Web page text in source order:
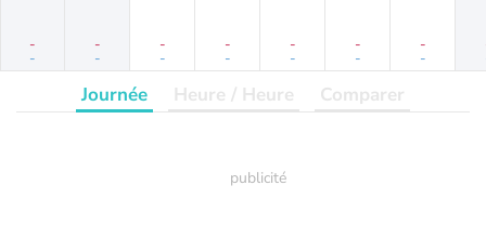
-
-
-
-
-
-
-
-
-
-
-
-
-
-
Journée Heure / Heure Comparer